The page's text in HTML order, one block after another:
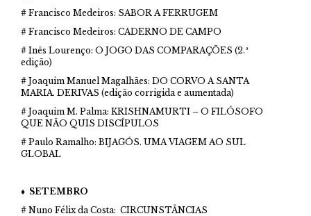
# Francisco Medeiros: SABOR A FERRUGEM
# Francisco Medeiros: CADERNO DE CAMPO
# Inês Lourenço: O JOGO DAS COMPARAÇÕES (2.ª
edição)
# Joaquim Manuel Magalhães: DO CORVO A SANTA
MARIA. DERIVAS (edição corrigida e aumentada)
# Joaquim M. Palma: KRISHNAMURTI – O FILÓSOFO
QUE NÃO QUIS DISCÍPULOS
# Paulo Ramalho: BIJAGÓS. UMA VIAGEM AO SUL
GLOBAL
♦ SETEMBRO
# Nuno Félix da Costa: CIRCUNSTÂNCIAS